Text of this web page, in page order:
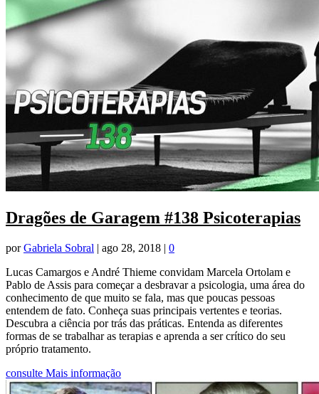
Dragões de Garagem #138 Psicoterapias
porGabriela Sobral | ago 28, 2018 | 0
Lucas Camargos e André Thieme convidam Marcela Ortolam e
Pablo de Assis para começar a desbravar a psicologia, uma área do
conhecimento de que muito se fala, mas que poucas pessoas
entendem de fato. Conheça suas principais vertentes e teorias.
Descubra a ciência por trás das práticas. Entenda as diferentes
formas de se trabalhar as terapias e aprenda a ser crítico do seu
próprio tratamento.
consulte Mais informação